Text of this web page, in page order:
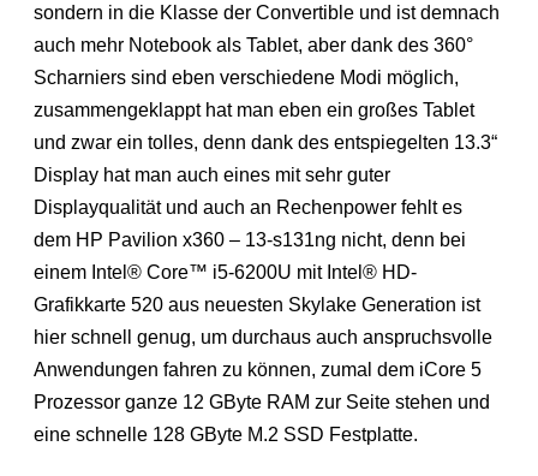
sondern in die Klasse der Convertible und ist demnach
auch mehr Notebook als Tablet, aber dank des 360°
Scharniers sind eben verschiedene Modi möglich,
zusammengeklappt hat man eben ein großes Tablet
und zwar ein tolles, denn dank des entspiegelten 13.3“
Display hat man auch eines mit sehr guter
Displayqualität und auch an Rechenpower fehlt es
dem HP Pavilion x360 – 13-s131ng nicht, denn bei
einem Intel® Core™ i5-6200U mit Intel® HD-
Grafikkarte 520 aus neuesten Skylake Generation ist
hier schnell genug, um durchaus auch anspruchsvolle
Anwendungen fahren zu können, zumal dem iCore 5
Prozessor ganze 12 GByte RAM zur Seite stehen und
eine schnelle 128 GByte M.2 SSD Festplatte.